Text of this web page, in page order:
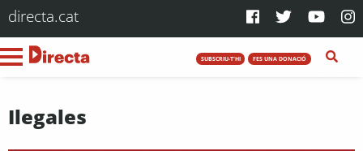
directa.cat
SUBSCRIU-T'HI FES UNA DONACIÓ
Ilegales